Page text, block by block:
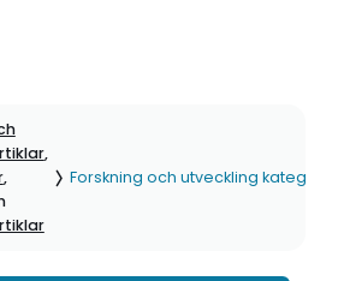
,
,
Forskning och utveckling kategori: